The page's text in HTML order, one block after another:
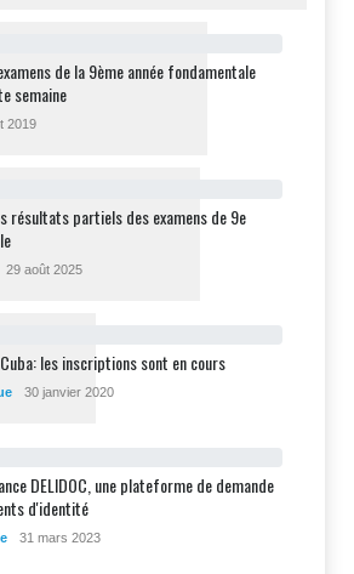
de la 9ème année fondamentale
semaine
2019
résultats partiels des examens de 9e
29 août 2025
les inscriptions sont en cours
30 janvier 2020
DELIDOC, une plateforme de demande
d'identité
31 mars 2023